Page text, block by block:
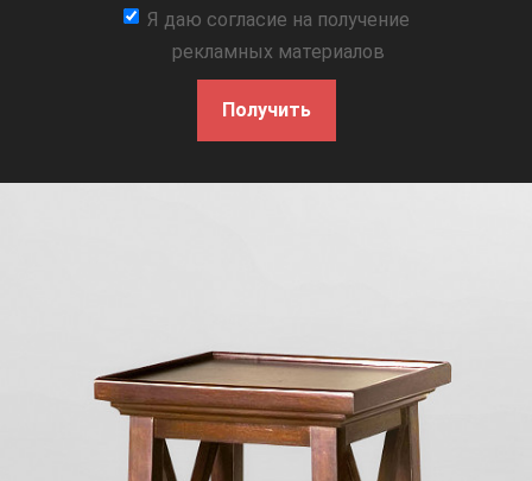
Я даю согласие на получение
рекламных материалов
Получить